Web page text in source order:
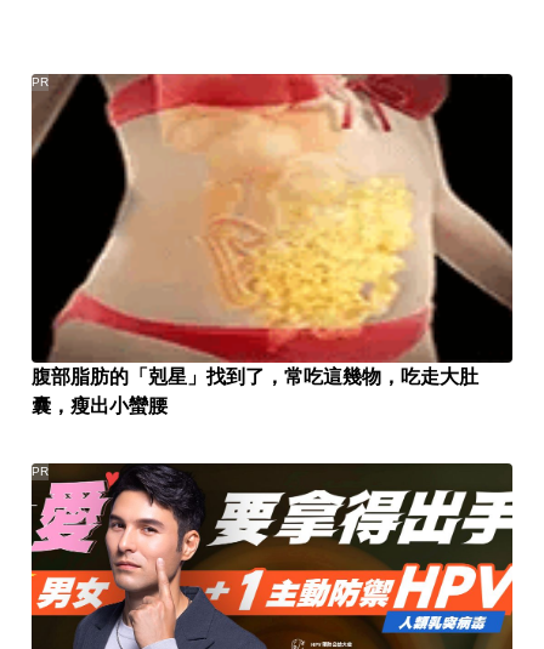
腹部脂肪的「剋星」找到了，常吃這幾物，吃走大肚
囊，瘦出小蠻腰
PR
PR